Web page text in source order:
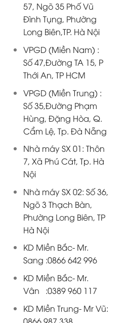
57, Ngõ 35 Phố Vũ
Đình Tụng, Phường
Long Biên,TP. Hà Nội
VPGD (Miền Nam) :
Số 47,Đường TA 15, P
Thới An, TP HCM
VPGD (Miền Trung) :
Số 35,Đường Phạm
Hùng, Đặng Hòa, Q.
Cẩm Lệ, Tp. Đà Nẵng
Nhà máy SX 01: Thôn
7, Xã Phú Cát, Tp. Hà
Nội
Nhà máy SX 02: Số 36,
Ngõ 3 Thạch Bàn,
Phường Long Biên, TP
Hà Nội
KD Miền Bắc- Mr.
Sang :0866 642 996
KD Miền Bắc- Mr.
Vân :0389 960 117
KD Miền Trung- Mr Vũ:
0866 987 338